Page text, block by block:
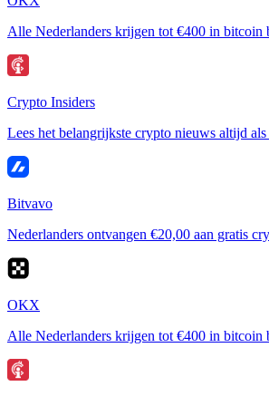
Alle Nederlanders krijgen tot €400 in bitcoin
Crypto Insiders
Lees het belangrijkste crypto nieuws altijd als
Bitvavo
Nederlanders ontvangen €20,00 aan gratis
OKX
Alle Nederlanders krijgen tot €400 in bitcoin